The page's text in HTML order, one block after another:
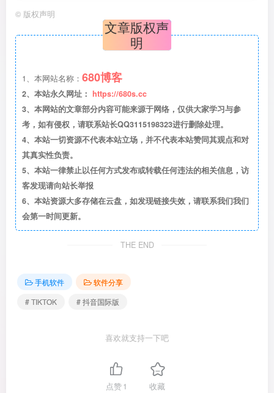
© 版权声明
文章版权声
明
1、本网站名称： 680博客
2、本站永久网址： https://680s.cc
3、本网站的文章部分内容可能来源于网络，仅供大家学习与参
考，如有侵权，请联系站长QQ3115198323进行删除处理。
4、本站一切资源不代表本站立场，并不代表本站赞同其观点和对
其真实性负责。
5、本站一律禁止以任何方式发布或转载任何违法的相关信息，访
客发现请向站长举报
6、本站资源大多存储在云盘，如发现链接失效，请联系我们我们
会第一时间更新。
THE END
手机软件
软件分享
# TIKTOK
# 抖音国际版
喜欢就支持一下吧
点赞1 收藏